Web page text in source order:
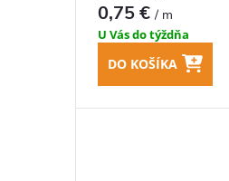
0,75 €/ m
U Vás do týždňa
DO KOŠÍKA